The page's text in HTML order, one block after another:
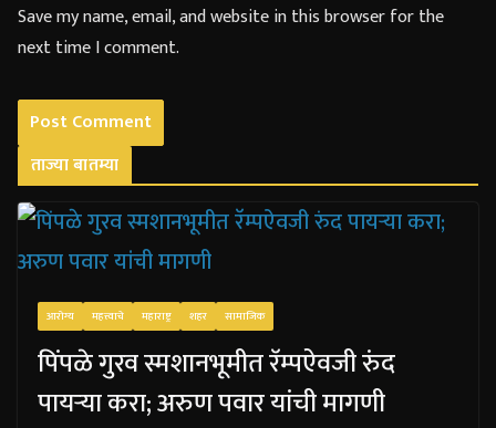
Save my name, email, and website in this browser for the
next time I comment.
ताज्या बातम्या
आरोग्य महत्त्वाचे महाराष्ट्र शहर सामाजिक
पिंपळे गुरव स्मशानभूमीत रॅम्पऐवजी रुंद
पायऱ्या करा; अरुण पवार यांची मागणी